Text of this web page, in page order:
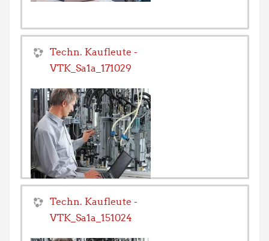
Techn. Kaufleute -
VTK_Sa1a_171029
Trainer/in:Rolf Bill
Techn. Kaufleute -
VTK_Sa1a_151024